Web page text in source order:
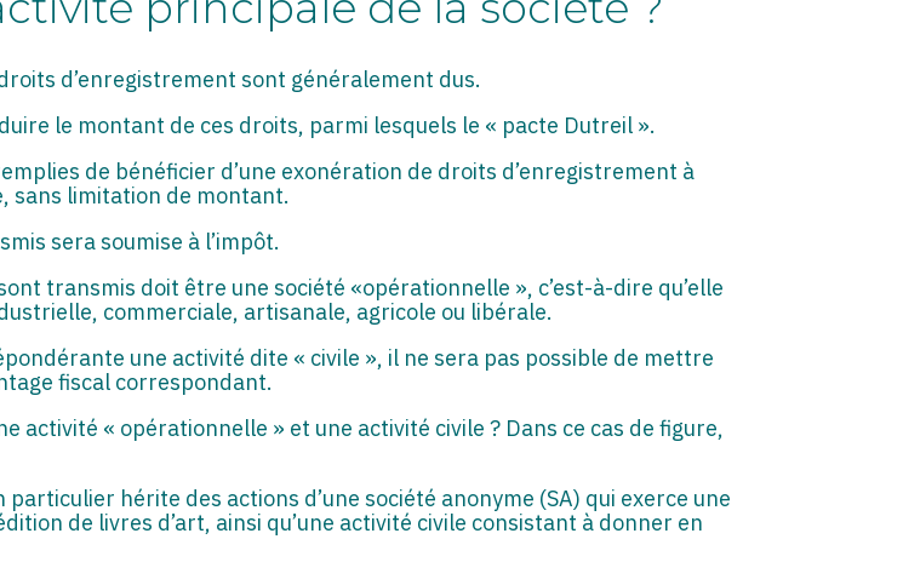
d’enregistrement sont généralement dus.
le montant de ces droits, parmi lesquels le « pacte Dutreil ».
de bénéficier d’une exonération de droits d’enregistrement à
sans limitation de montant.
sera soumise à l’impôt.
transmis doit être une société «opérationnelle », c’est-à-dire qu’elle
commerciale, artisanale, agricole ou libérale.
une activité dite « civile », il ne sera pas possible de mettre
fiscal correspondant.
activité « opérationnelle » et une activité civile ? Dans ce cas de figure,
hérite des actions d’une société anonyme (SA) qui exerce une
de livres d’art, ainsi qu’une activité civile consistant à donner en